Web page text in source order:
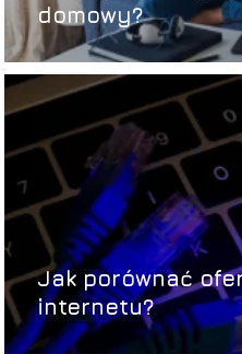
domowy?
Jak porównać
internetu?